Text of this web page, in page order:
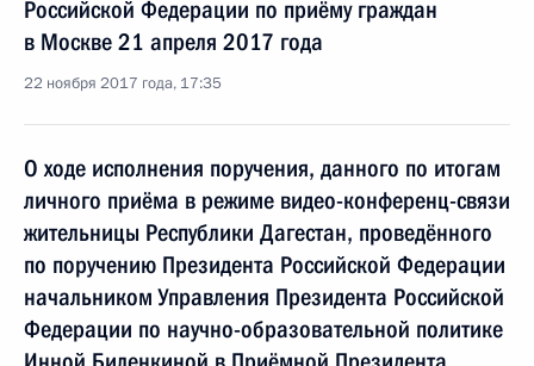
Российской Федерации по приёму граждан
в Москве 21 апреля 2017 года
22 ноября 2017 года, 17:35
О ходе исполнения поручения, данного по итогам
личного приёма в режиме видео-конференц-связи
жительницы Республики Дагестан, проведённого
по поручению Президента Российской Федерации
начальником Управления Президента Российской
Федерации по научно-образовательной политике